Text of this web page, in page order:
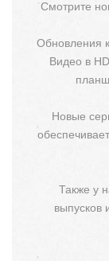
Смотрите
Обновления
Видео в
Новые
Также у
выпусков